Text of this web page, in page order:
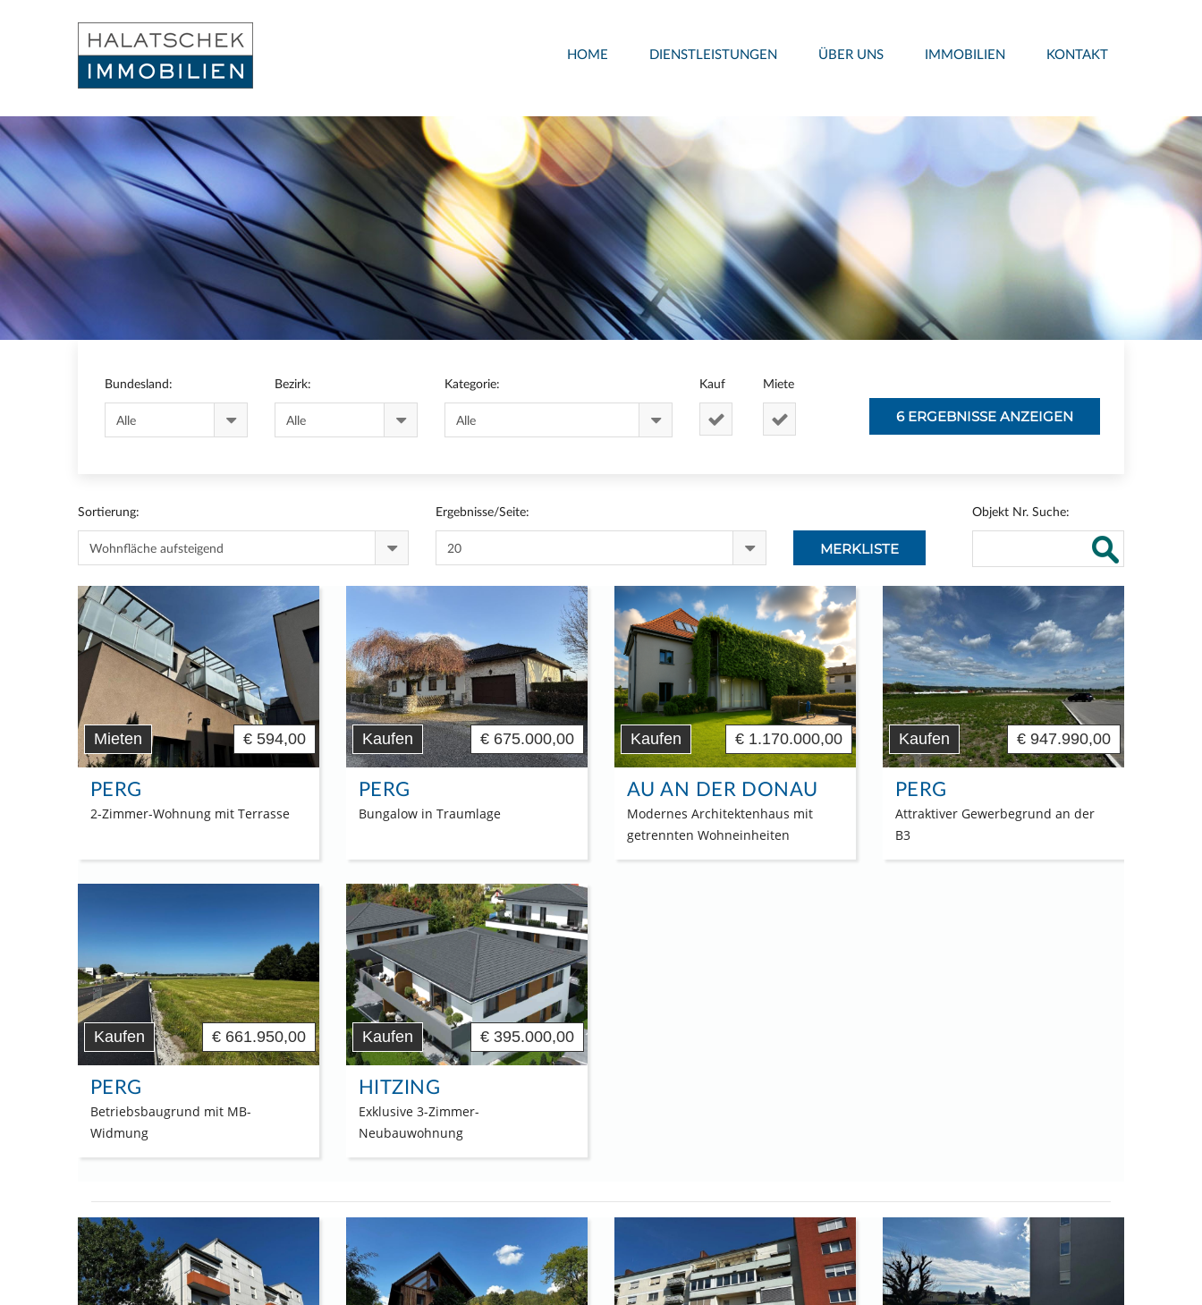
HOME DIENSTLEISTUNGEN ÜBER UNS IMMOBILIEN KONTAKT
Bundesland: Bezirk: Kategorie: Kauf Miete
Sortierung: Ergebnisse/Seite:
MERKLISTE
Objekt Nr. Suche:
Mieten € 594,00
PERG
2-Zimmer-Wohnung mit Terrasse
Kaufen € 675.000,00
PERG
Bungalow in Traumlage
Kaufen € 1.170.000,00
AU AN DER DONAU
Modernes Architektenhaus mit
getrennten Wohneinheiten
Kaufen € 947.990,00
PERG
Attraktiver Gewerbegrund an der
B3
Kaufen € 661.950,00
PERG
Betriebsbaugrund mit MB-
Widmung
Kaufen € 395.000,00
HITZING
Exklusive 3-Zimmer-
Neubauwohnung